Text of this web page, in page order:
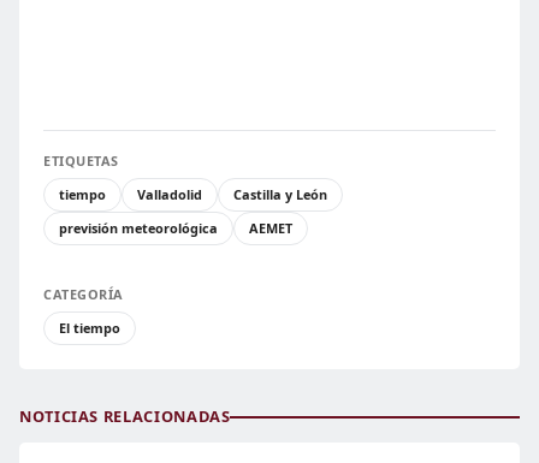
ETIQUETAS
tiempo
Valladolid
Castilla y León
previsión meteorológica
AEMET
CATEGORÍA
El tiempo
NOTICIAS RELACIONADAS